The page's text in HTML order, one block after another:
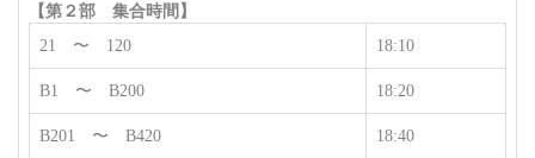
【第２部 集合時間】
21 〜 120 18:10
B1 〜 B200 18:20
B201 〜 B420 18:40